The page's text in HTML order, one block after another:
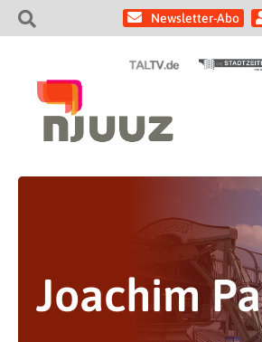
Newsletter-Abo
Joachim